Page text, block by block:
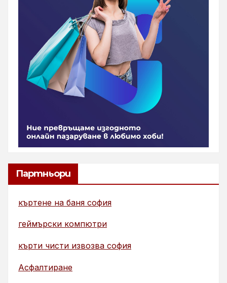
Партньори
къртене на баня софия
геймърски компютри
кърти чисти извозва софия
Асфалтиране